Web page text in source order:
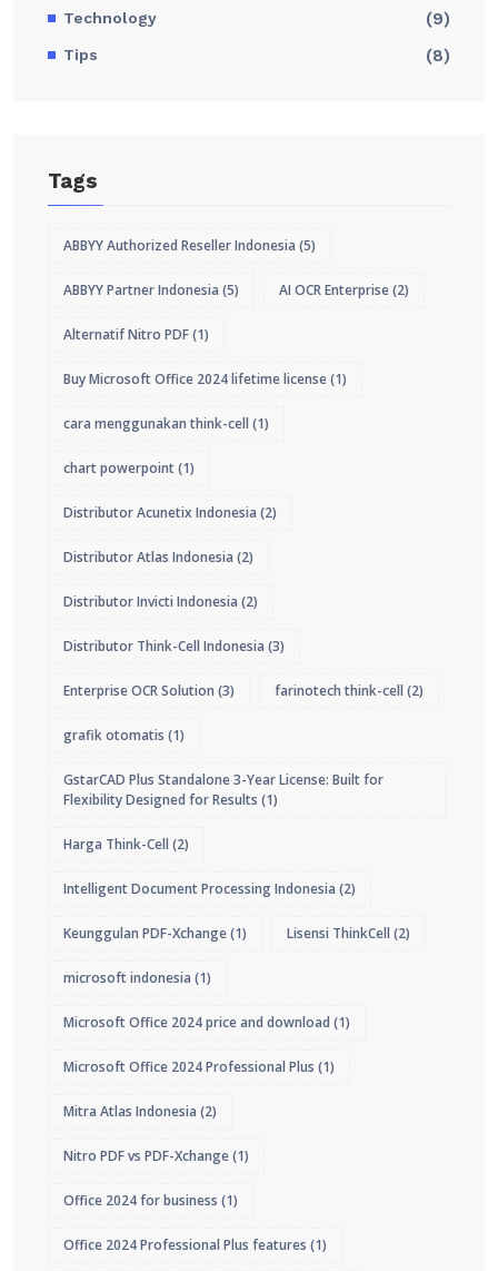
Technology (9)
Tips (8)
Tags
ABBYY Authorized Reseller Indonesia (5)
ABBYY Partner Indonesia (5) AI OCR Enterprise(2)
Alternatif Nitro PDF(1)
Buy Microsoft Office 2024 lifetime license(1)
cara menggunakan think-cell (1)
chart powerpoint(1)
Distributor Acunetix Indonesia (2)
Distributor Atlas Indonesia (2)
Distributor Invicti Indonesia (2)
Distributor Think-Cell Indonesia (3)
Enterprise OCR Solution (3) farinotech think-cell (2)
grafik otomatis (1)
GstarCAD Plus Standalone 3-Year License: Built for
Flexibility Designed for Results (1)
Harga Think-Cell (2)
Intelligent Document Processing Indonesia (2)
Keunggulan PDF-Xchange(1) Lisensi ThinkCell (2)
microsoft indonesia (1)
Microsoft Office 2024 price and download (1)
Microsoft Office 2024 Professional Plus (1)
Mitra Atlas Indonesia (2)
Nitro PDF vs PDF-Xchange(1)
Office 2024 for business (1)
Office 2024 Professional Plus features (1)